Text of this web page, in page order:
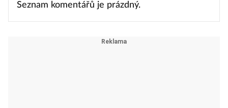
Seznam komentářů je prázdný.